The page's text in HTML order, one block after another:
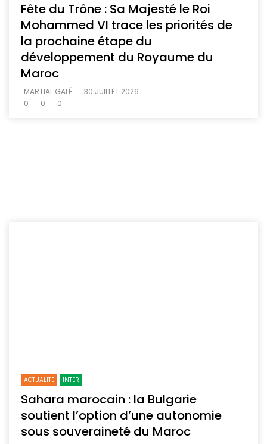
Fête du Trône : Sa Majesté le Roi
Mohammed VI trace les priorités de
la prochaine étape du
développement du Royaume du
Maroc
MARTIAL GALÉ
30 JUILLET 2026
0
0 0
ACTUALITE INTER
Sahara marocain : la Bulgarie
soutient l’option d’une autonomie
sous souveraineté du Maroc